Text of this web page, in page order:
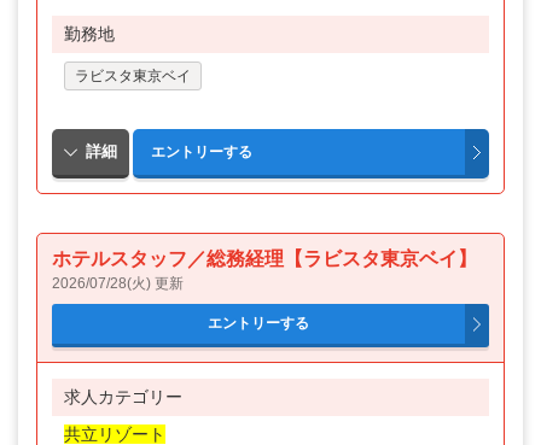
勤務地
ラビスタ東京ベイ
ホテルスタッフ／総務経理【ラビスタ東京ベイ】
2026/07/28(火) 更新
求人カテゴリー
共立リゾート